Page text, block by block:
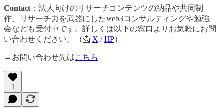
Contact ：法人向けのリサーチコンテンツの納品や共同制
作、リサーチ力を武器にしたweb3コンサルティングや勉強
会なども受付中です。詳しくは以下の窓口よりお気軽にお問
い合わせください。（📩 X /HP）
→お問い合わせ先はこちら
1